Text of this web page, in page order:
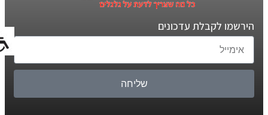
הירשמו לקבלת עדכונים
שליחה